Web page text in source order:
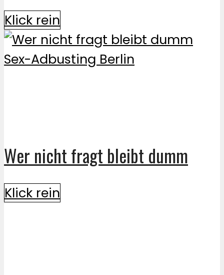
Klick rein
Wer nicht fragt bleibt dumm
Klick rein